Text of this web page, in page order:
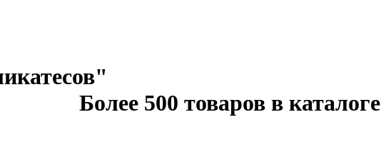
Более 500 товаров в каталоге